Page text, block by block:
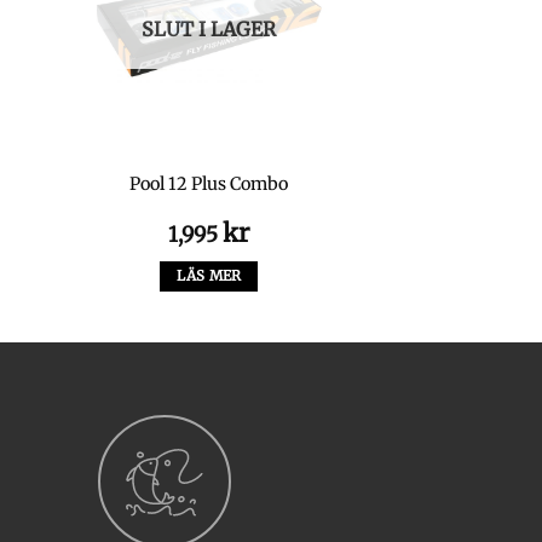
SLUT I LAGER
Pool 12 Plus Combo
1,995kr
LÄS MER